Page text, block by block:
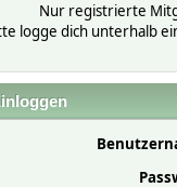
Nur registrierte
logge dich unterhalb